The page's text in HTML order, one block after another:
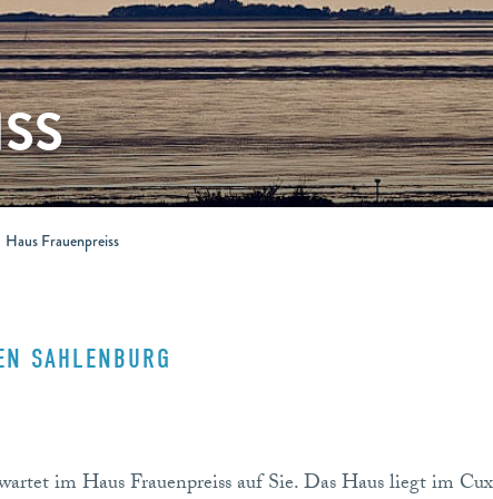
Haus Frauenpreiss
SAHLENBURG
im Haus Frauenpreiss auf Sie. Das Haus liegt im